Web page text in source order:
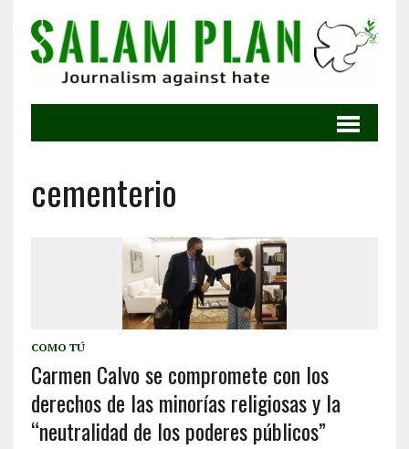
cementerio
COMO TÚ
Carmen Calvo se compromete con los
derechos de las minorías religiosas y la
“neutralidad de los poderes públicos”